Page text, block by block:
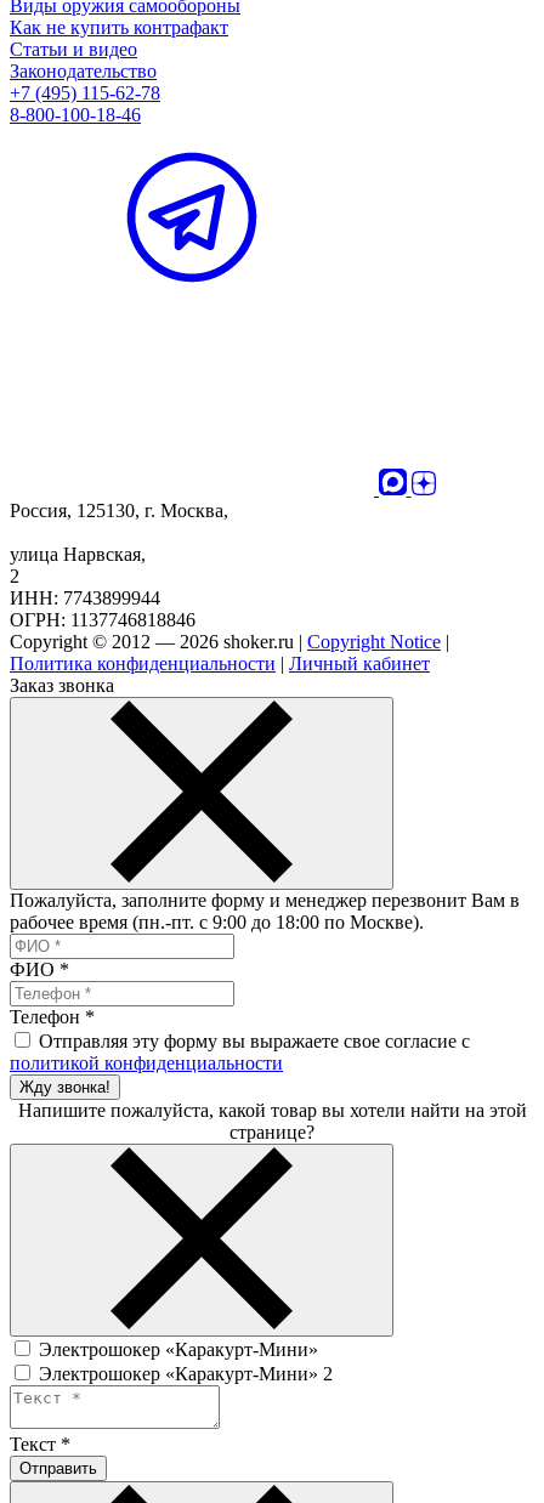
Виды оружия самообороны
Как не купить контрафакт
Статьи и видео
Законодательство
+7 (495) 115-62-78
8-800-100-18-46
Россия, 125130, г. Москва,
улица Нарвская,
2
ИНН: 7743899944
ОГРН: 1137746818846
Copyright © 2012 — 2026 shoker.ru | Copyright Notice |
Политика конфиденциальности | Личный кабинет
Заказ звонка
Пожалуйста, заполните форму и менеджер перезвонит Вам в
рабочее время (пн.-пт. с 9:00 до 18:00 по Москве).
ФИО *
Телефон *
Отправляя эту форму вы выражаете свое согласие с
политикой конфиденциальности
Жду звонка!
Напишите пожалуйста, какой товар вы хотели найти на этой
странице?
Электрошокер «Каракурт-Мини»
Электрошокер «Каракурт-Мини» 2
Текст *
Отправить